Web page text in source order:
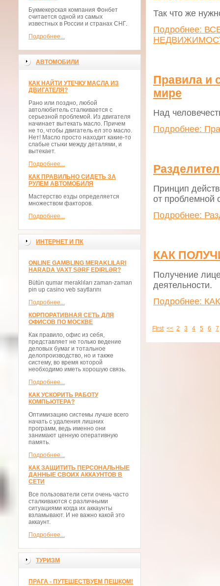
Букмекерская компания Фонбет
считается одной из самых
известных в России и странах СНГ.
Подробнее...
АВТОМОБИЛИ
КАК НАЙТИ УТЕЧКУ МАСЛА ИЗ
ДВИГАТЕЛЯ?
Рано или поздно, любой
автолюбитель сталкивается с
серьезной проблемой. Из двигателя
начинает вытекать масло. Причем
не то, чтобы двигатель ел это масло.
Нет! Масло просто находит какие-то
слабые стыки между деталями, и
вытекает.
Подробнее...
КАК ПРАВИЛЬНО СИДЕТЬ ЗА
РУЛЕМ АВТОМОБИЛЯ
Мастерство езды определяется
множеством факторов.
Подробнее...
ИНТЕРНЕТ И ПК
ONLINE GAMBLING MERAKLILARI
HARADA VAXT SƏRF EDIRLƏR?
Bütün qumar meraklıları zaman-zaman
pin up casino veb saytlarını
Подробнее...
КОРПОРАТИВНАЯ СЕТЬ ДЛЯ
ОФИСОВ ПО МОСКВЕ
Как правило, офис из себя,
представляет не только ведение
деловых бумаг и тотальное
делопроизводство, но и также
систему, во время которой
необходимо иметь хорошую связь.
Подробнее...
КАК УСКОРИТЬ РАБОТУ
КОМПЬЮТЕРА?
Оптимизацию системы лучше всего
начать с удаления лишних
программ, ведь именно они
занимают ценную оперативную
память.
Подробнее...
КАК ЗАЩИТИТЬ ПЕРСОНАЛЬНЫЕ
ДАННЫЕ СВОИХ АККАУНТОВ В
СЕТИ
Все пользователи сети очень часто
сталкиваются с различными
ситуациями когда их аккаунты
взламывают. И не важно какой это
аккаунт.
Подробнее...
ТУРИЗМ
ПРАГА - ПУТЕШЕСТВУЕМ ПЕШКОМ!
Так что же
Подробнее:
Правила и
мире
Над
Подробнее:
Принцип
от проблемной
Подробнее:
КАК
Получение
деятельности.
Подробнее:
First << 2 3 4 5 6 7